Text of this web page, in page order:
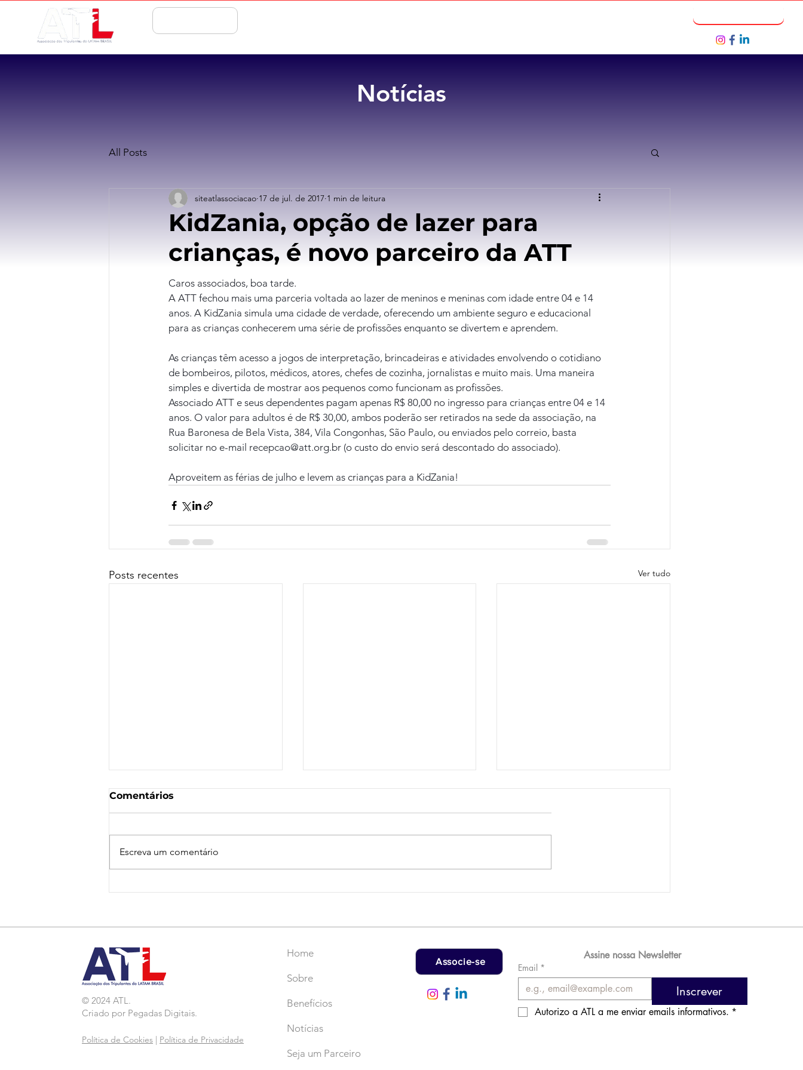
Notícias
All Posts
KidZania, opção de lazer para
crianças, é novo parceiro da ATT
siteatlassociacao 17 de jul. de 2017 1 min de leitura
Caros associados, boa tarde.
A ATT fechou mais uma parceria voltada ao lazer de meninos e meninas com idade entre 04 e 14
anos. A KidZania simula uma cidade de verdade, oferecendo um ambiente seguro e educacional
para as crianças conhecerem uma série de profissões enquanto se divertem e aprendem.
As crianças têm acesso a jogos de interpretação, brincadeiras e atividades envolvendo o cotidiano
de bombeiros, pilotos, médicos, atores, chefes de cozinha, jornalistas e muito mais. Uma maneira
simples e divertida de mostrar aos pequenos como funcionam as profissões.
Associado ATT e seus dependentes pagam apenas R$ 80,00 no ingresso para crianças entre 04 e 14
anos. O valor para adultos é de R$ 30,00, ambos poderão ser retirados na sede da associação, na
Rua Baronesa de Bela Vista, 384, Vila Congonhas, São Paulo, ou enviados pelo correio, basta
solicitar no e-mail recepcao@att.org.br (o custo do envio será descontado do associado).
Aproveitem as férias de julho e levem as crianças para a KidZania!
Posts recentes Ver tudo
Comentários
Escreva um comentário
© 2024 ATL.
Criado por Pegadas Digitais.
Política de Cookies Política de Privacidade
Home
Sobre
Benefícios
Notícias
Seja um Parceiro
Associe-se
Assine nossa Newsletter
Email *
Inscrever
Autorizo a ATL a me enviar emails informativos. *